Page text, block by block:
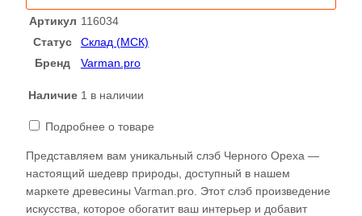
слэб,
доска
116034
Артикул 116034
Статус
Склад (МСК)
Бренд
Varman.pro
Наличие 1 в наличии
Подробнее о товаре
Представляем вам уникальный слэб Черного Ореха —
настоящий шедевр природы, доступный в нашем
маркете древесины Varman.pro. Этот слэб произведение
искусства, которое обогатит ваш интерьер и добавит